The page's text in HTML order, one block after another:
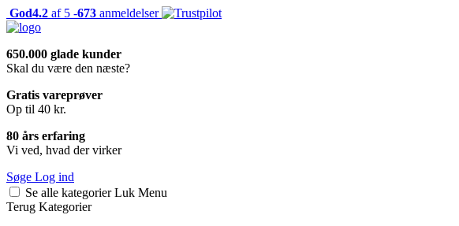
God4.2 af 5 -673 anmeldelser
650.000 glade kunder
Skal du være den næste?
Gratis vareprøver
Op til 40 kr.
80 års erfaring
Vi ved, hvad der virker
Søge Log ind
Se alle kategorier Luk Menu
Terug Kategorier